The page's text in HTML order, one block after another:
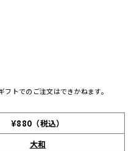
トでのご注文はできかねます。
¥880（税込）
大和